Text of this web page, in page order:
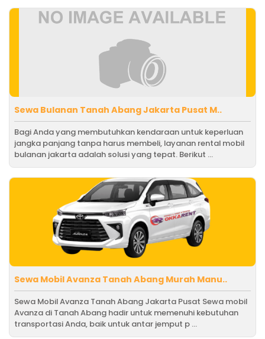
Sewa Bulanan Tanah Abang Jakarta Pusat M..
Bagi Anda yang membutuhkan kendaraan untuk keperluan
jangka panjang tanpa harus membeli, layanan rental mobil
bulanan jakarta adalah solusi yang tepat. Berikut ...
Sewa Mobil Avanza Tanah Abang Murah Manu..
Sewa Mobil Avanza Tanah Abang Jakarta Pusat Sewa mobil
Avanza di Tanah Abang hadir untuk memenuhi kebutuhan
transportasi Anda, baik untuk antar jemput p ...